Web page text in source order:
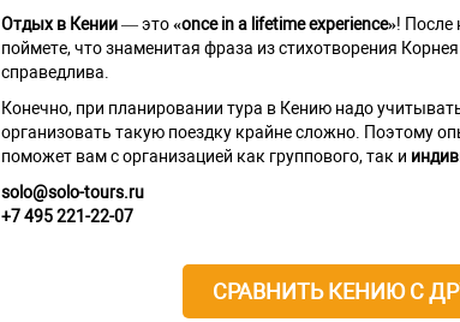
Отдых в Кении— это«once in a lifetime experience»! После
поймете, что знаменитая фраза из стихотворения
справедлива.
Конечно, при планировании тура в Кению надо
организовать такую поездку крайне сложно. Поэтому
поможет вам с организацией как группового, так и
solo@solo-tours.ru
+7 495 221-22-07
СРАВНИТЬ КЕНИЮ С